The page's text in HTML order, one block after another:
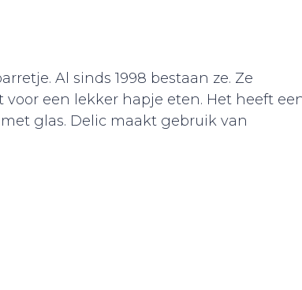
Al sinds 1998 bestaan ze. Ze
een lekker hapje eten. Het heeft
glas. Delic maakt gebruik van